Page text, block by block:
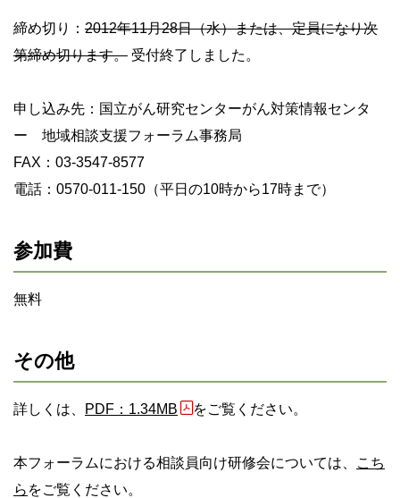
締め切り： 2012年11月28日（水）または、定員になり次
第締め切ります。 受付終了しました。
申し込み先：国立がん研究センターがん対策情報センタ
ー 地域相談支援フォーラム事務局
FAX：03-3547-8577
電話：0570-011-150（平日の10時から17時まで）
参加費
無料
その他
詳しくは、 PDF：1.34MB をご覧ください。
本フォーラムにおける相談員向け研修会については、
こち
ら をご覧ください。